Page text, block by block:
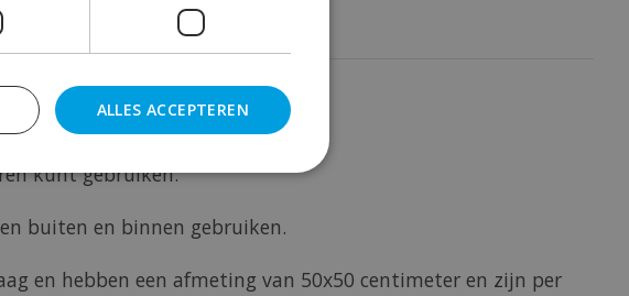
kunt gebruiken.
buiten en binnen gebruiken.
en hebben een afmeting van 50x50 centimeter en zijn per
ALLES ACCEPTEREN